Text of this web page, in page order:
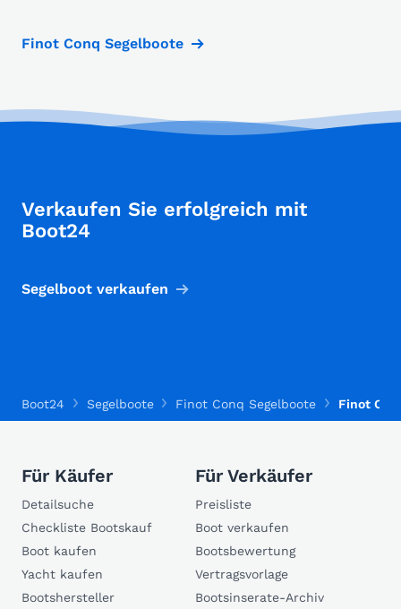
Finot Conq Segelboote
Verkaufen Sie erfolgreich mit
Boot24
Segelboot verkaufen
Boot24 Segelboote Finot Conq Segelboote Finot
Für Käufer
Detailsuche
Checkliste Bootskauf
Boot kaufen
Yacht kaufen
Bootshersteller
Für Verkäufer
Preisliste
Boot verkaufen
Bootsbewertung
Vertragsvorlage
Bootsinserate-Archiv